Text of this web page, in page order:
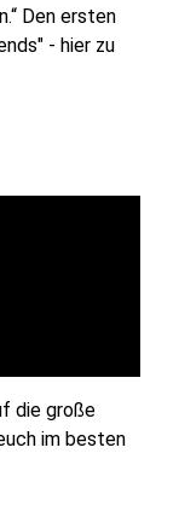
Den ersten
- hier zu
die große
im besten